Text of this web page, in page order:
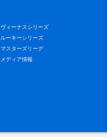
ヴィーナスシリーズ
ルーキーシリーズ
マスターズリーグ
メディア情報